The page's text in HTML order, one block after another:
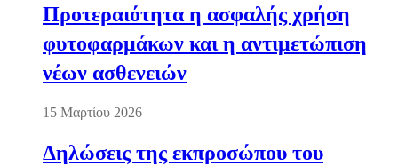
Προτεραιότητα η ασφαλής χρήση
φυτοφαρμάκων και η αντιμετώπιση
νέων ασθενειών
15 Μαρτίου 2026
Δηλώσεις της εκπροσώπου του